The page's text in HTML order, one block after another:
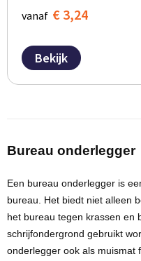
vanaf € 3,24
Bekijk
Bureau onderlegger
Een bureau onderlegger is
bureau. Het biedt niet alleen
het bureau tegen krassen en
schrijfondergrond gebruikt
onderlegger ook als muismat